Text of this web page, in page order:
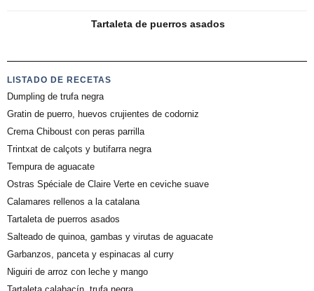
Tartaleta de puerros asados
LISTADO DE RECETAS
Dumpling de trufa negra
Gratin de puerro, huevos crujientes de codorniz
Crema Chiboust con peras parrilla
Trintxat de calçots y butifarra negra
Tempura de aguacate
Ostras Spéciale de Claire Verte en ceviche suave
Calamares rellenos a la catalana
Tartaleta de puerros asados
Salteado de quinoa, gambas y virutas de aguacate
Garbanzos, panceta y espinacas al curry
Niguiri de arroz con leche y mango